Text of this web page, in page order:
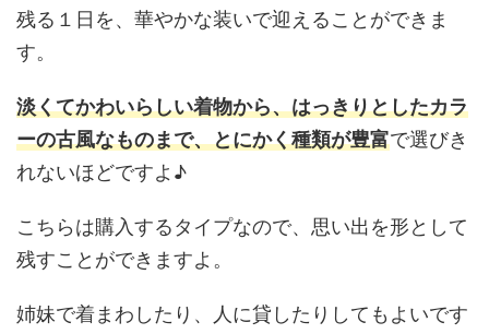
残る１日を、華やかな装いで迎えることができま
す。
淡くてかわいらしい着物から、はっきりとしたカラ
ーの古風なものまで、とにかく種類が豊富で選びき
れないほどですよ♪
こちらは購入するタイプなので、思い出を形として
残すことができますよ。
姉妹で着まわしたり、人に貸したりしてもよいです